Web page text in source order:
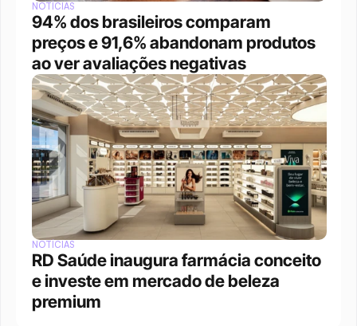
NOTÍCIAS
94% dos brasileiros comparam
preços e 91,6% abandonam produtos
ao ver avaliações negativas
NOTÍCIAS
RD Saúde inaugura farmácia conceito
e investe em mercado de beleza
premium